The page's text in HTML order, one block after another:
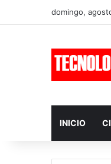
domingo,
INICIO